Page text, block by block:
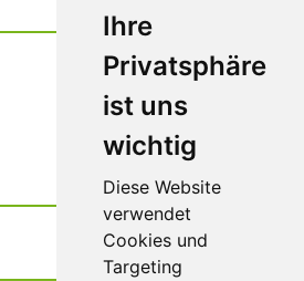
Ihre
Privatsphäre
ist uns
wichtig
Diese Website
verwendet
Cookies und
Targeting